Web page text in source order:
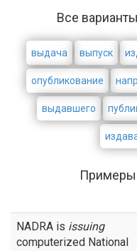
Все
выдача выпуск
опубликование
выдавшего
NADRA is issuing
computerized National